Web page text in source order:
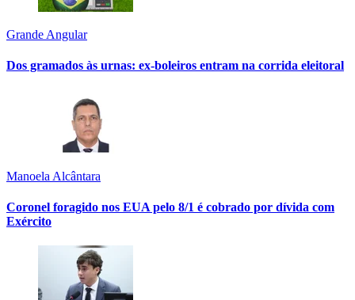
Grande Angular
Dos gramados às urnas: ex-boleiros entram na corrida eleitoral
Manoela Alcântara
Coronel foragido nos EUA pelo 8/1 é cobrado por dívida com
Exército